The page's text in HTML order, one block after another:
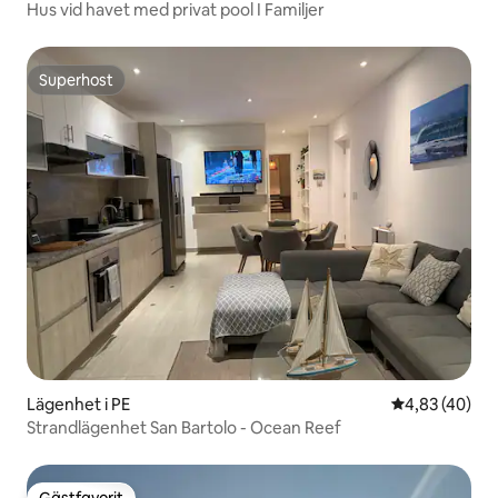
Hus vid havet med privat pool I Familjer
Superhost
Superhost
Lägenhet i PE 4,83 av 5 i
4,83 (40)
Strandlägenhet San Bartolo - Ocean Reef